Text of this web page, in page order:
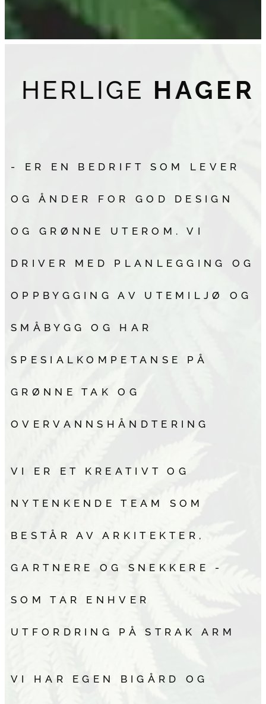
HERLIGE HAGER
- ER EN BEDRIFT SOM LEVER
OG ÅNDER FOR GOD DESIGN
OG GRØNNE UTEROM. VI
DRIVER MED PLANLEGGING OG
OPPBYGGING AV UTEMILJØ OG
SMÅBYGG OG HAR
SPESIALKOMPETANSE PÅ
GRØNNE TAK OG
OVERVANNSHÅNDTERING
VI ER ET KREATIVT OG
NYTENKENDE TEAM SOM
BESTÅR AV ARKITEKTER,
GARTNERE OG SNEKKERE -
SOM TAR ENHVER
UTFORDRING PÅ STRAK ARM
VI HAR EGEN BIGÅRD OG